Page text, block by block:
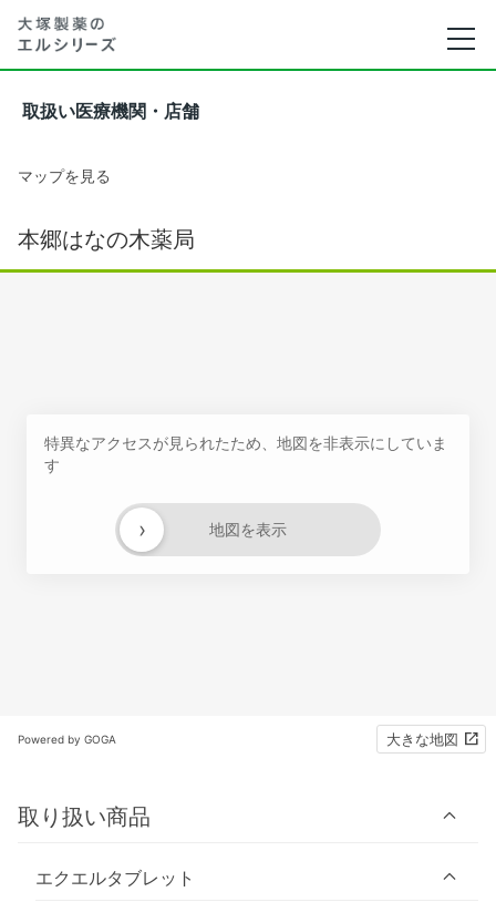
取扱い医療機関・店舗
マップを見る
本郷はなの木薬局
特異なアクセスが見られたため、地図を非表示にしていま
す
地図を表示
›
Powered by GOGA 大きな地図
取り扱い商品
エクエルタブレット